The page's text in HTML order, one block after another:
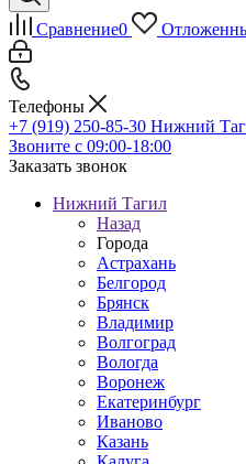
Сравнение0
Телефоны
+7 (919) 250-85-30 Нижний
Звоните с 09:00-18:00
Заказать звонок
Нижний Тагил
Назад
Города
Астрахань
Белгород
Брянск
Владимир
Волгоград
Вологда
Воронеж
Екатеринбург
Иваново
Казань